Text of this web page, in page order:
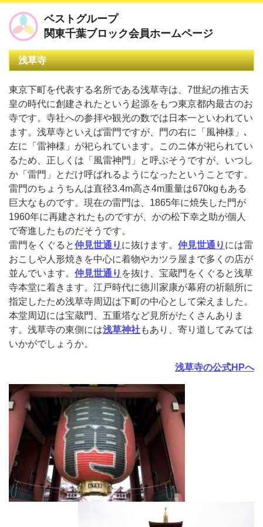
ベストグループ
関東千葉ブロック会員ホームページ
浅草寺
東京下町を代表する名所である浅草寺は、7世紀の推古天
皇の時代に創建されたという起源をもつ東京都内最古のお
寺です。寺社への参拝や観光の数では日本一といわれてい
ます。浅草寺といえば雷門ですが、門の右に「風神様」､
左に「雷神様」が祀られています。このニ体が祀られてい
るため、正しくは「風雷神門」と呼ぶそうですが、いつし
か「雷門」とだけ呼ばれるようになったということです。
雷門のちょうちんは直径3.4m高さ4m重量は670kgもある
巨大なものです。現在の雷門は、1865年に焼失した門が
1960年に再建されたものですが、かの松下幸之助が個人
で寄進したものだそうです。
雷門をくぐると仲見世通り に抜けます。 仲見世通り には雷
おこしや人形焼きを中心に着物やカツラ屋まで多くの店が
並んでいます。 仲見世通り を抜け、宝蔵門をくぐると浅草
寺本堂に着きます。江戸時代に徳川家康が幕府の祈願所に
指定したため浅草寺周辺は下町の中心として栄えました。
本堂周辺には宝蔵門、五重塔など見所がたくさんありま
す。浅草寺の東側には浅草神社もあり、寄り道してみては
いかがでしょうか。
浅草寺の公式HPへ
モバイル